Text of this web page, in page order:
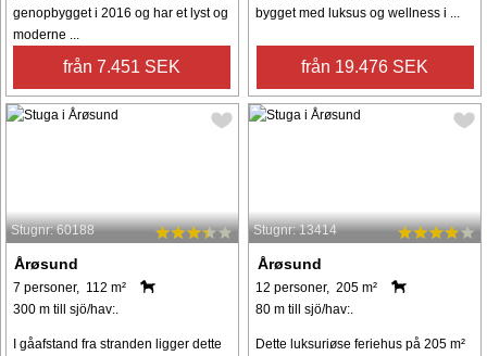
genopbygget i 2016 og har et lyst og
moderne ...
från 7.451 SEK
bygget med luksus og wellness i ...
från 19.476 SEK
Stugnr: 60188
Årøsund
7 personer, 112 m²
300 m till sjö/hav:.
I gåafstand fra stranden ligger dette
Stugnr: 13414
Årøsund
12 personer, 205 m²
80 m till sjö/hav:.
Dette luksuriøse feriehus på 205 m²